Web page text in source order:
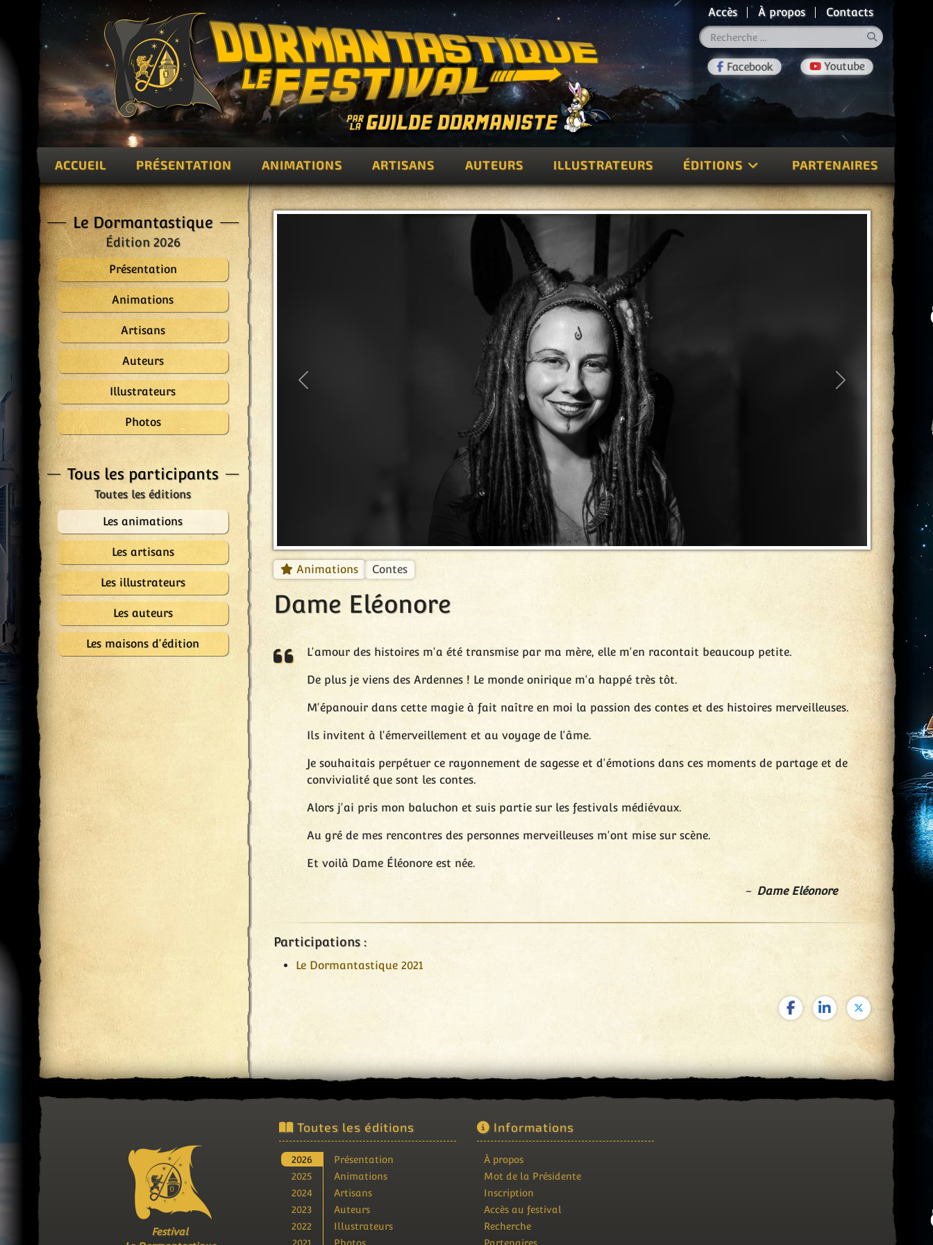
Accès À propos
Contacts
ACCUEIL PRÉSENTATION ANIMATIONS ARTISANS AUTEURS ILLUSTRATEURS ÉDITIONS PARTENAIRES
Le Dormantastique
Édition 2026
Présentation
Animations
Artisans
Auteurs
Illustrateurs
Photos
Tous les participants
Les animations
Les artisans
Les illustrateurs
Les auteurs
Les maisons d'édition
Précédent Suivant
Animations Contes
Dame Eléonore
L'amour des histoires m'a été transmise par ma mère, elle m'en racontait beaucoup petite.
De plus je viens des Ardennes ! Le monde onirique m'a happé très tôt.
M'épanouir dans cette magie à fait naître en moi la passion des contes et des histoires merveilleuses.
Ils invitent à l'émerveillement et au voyage de l'âme.
Je souhaitais perpétuer ce rayonnement de sagesse et d'émotions dans ces moments de partage et de
convivialité que sont les contes.
Alors j'ai pris mon baluchon et suis partie sur les festivals médiévaux.
Au gré de mes rencontres des personnes merveilleuses m'ont mise sur scène.
Et voilà Dame Éléonore est née.
Dame Eléonore
Participations :
Le Dormantastique 2021
Festival
Toutes les éditions
2026
2025
2024
2023
2022
2021
Présentation
Animations
Artisans
Auteurs
Illustrateurs
Photos
Informations
À propos
Mot de la Présidente
Inscription
Accès au festival
Recherche
Partenaires